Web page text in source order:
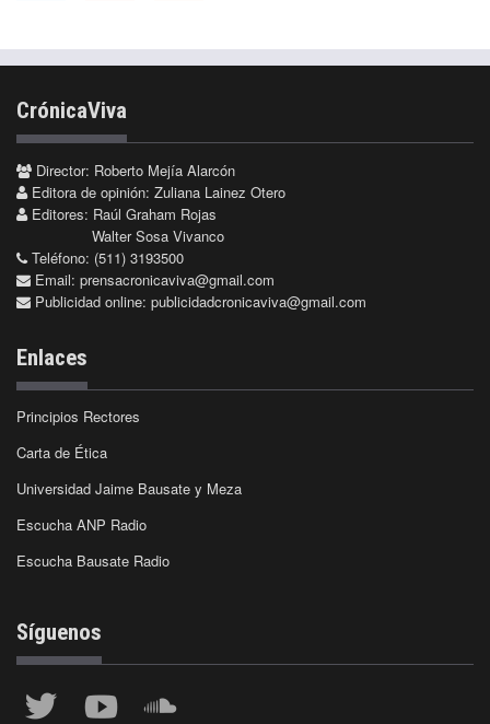
CrónicaViva
Director: Roberto Mejía Alarcón
Editora de opinión: Zuliana Lainez Otero
Editores: Raúl Graham Rojas
Walter Sosa Vivanco
Teléfono: (511) 3193500
Email: prensacronicaviva@gmail.com
Publicidad online: publicidadcronicaviva@gmail.com
Enlaces
Principios Rectores
Carta de Ética
Universidad Jaime Bausate y Meza
Escucha ANP Radio
Escucha Bausate Radio
Síguenos